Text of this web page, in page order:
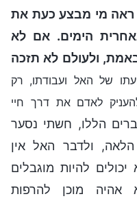
ראה מי מבצע כעת את
הימים. אם לא
ולעולם לא תזכה
של האל ועבודתו, רק
לאדם את דרך חיי
הללו, חשתי נסער
ולדבר האל אין
להיות מוגבלים
מוכן להרפות